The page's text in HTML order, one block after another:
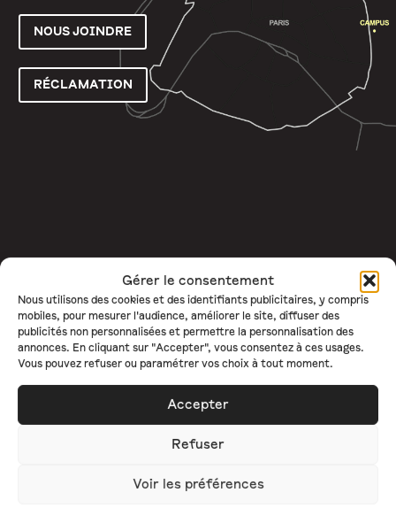
Gérer le consentement
Nous utilisons des cookies et des identifiants publicitaires, y compris
mobiles, pour mesurer l'audience, améliorer le site, diffuser des
publicités non personnalisées et permettre la personnalisation des
annonces. En cliquant sur "Accepter", vous consentez à ces usages.
Vous pouvez refuser ou paramétrer vos choix à tout moment.
Accepter
Refuser
Voir les préférences
NOUS JOINDRE
RÉCLAMATION
L'ÉCOLE
FORMATIONS